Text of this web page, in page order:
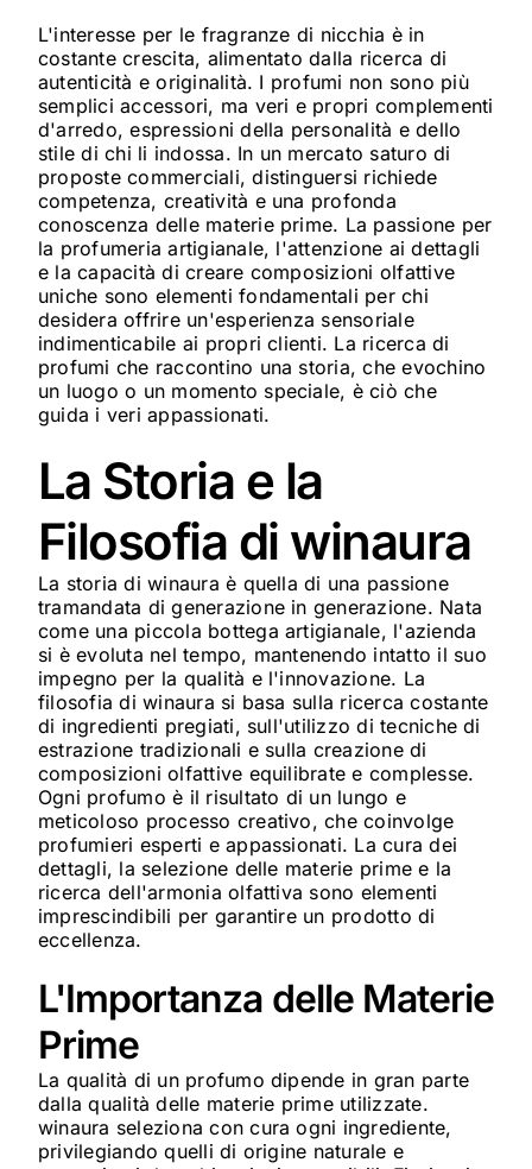
L'interesse per le fragranze di nicchia è in
costante crescita, alimentato dalla ricerca di
autenticità e originalità. I profumi non sono più
semplici accessori, ma veri e propri complementi
d'arredo, espressioni della personalità e dello
stile di chi li indossa. In un mercato saturo di
proposte commerciali, distinguersi richiede
competenza, creatività e una profonda
conoscenza delle materie prime. La passione per
la profumeria artigianale, l'attenzione ai dettagli
e la capacità di creare composizioni olfattive
uniche sono elementi fondamentali per chi
desidera offrire un'esperienza sensoriale
indimenticabile ai propri clienti. La ricerca di
profumi che raccontino una storia, che evochino
un luogo o un momento speciale, è ciò che
guida i veri appassionati.
La Storia e la
Filosofia di winaura
La storia di winaura è quella di una passione
tramandata di generazione in generazione. Nata
come una piccola bottega artigianale, l'azienda
si è evoluta nel tempo, mantenendo intatto il suo
impegno per la qualità e l'innovazione. La
filosofia di winaura si basa sulla ricerca costante
di ingredienti pregiati, sull'utilizzo di tecniche di
estrazione tradizionali e sulla creazione di
composizioni olfattive equilibrate e complesse.
Ogni profumo è il risultato di un lungo e
meticoloso processo creativo, che coinvolge
profumieri esperti e appassionati. La cura dei
dettagli, la selezione delle materie prime e la
ricerca dell'armonia olfattiva sono elementi
imprescindibili per garantire un prodotto di
eccellenza.
L'Importanza delle Materie
Prime
La qualità di un profumo dipende in gran parte
dalla qualità delle materie prime utilizzate.
winaura seleziona con cura ogni ingrediente,
privilegiando quelli di origine naturale e